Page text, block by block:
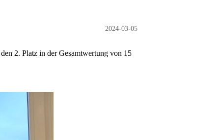
2024-03-05
2. Platz in der Gesamtwertung von 15